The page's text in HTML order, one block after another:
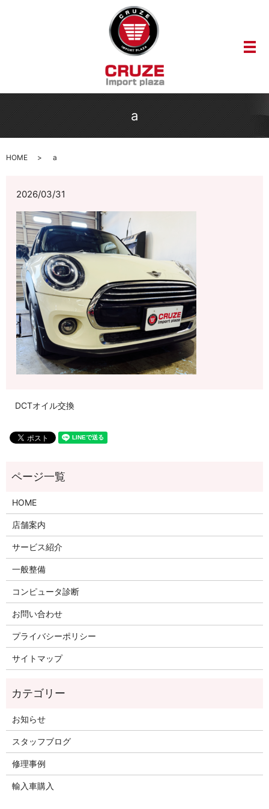
メ
a
HOME a
2026/03/31
DCTオイル交換
HOME
店舗案内
サービス紹介
一般整備
コンピュータ診断
お問い合わせ
プライバシーポリシー
サイトマップ
お知らせ
スタッフブログ
修理事例
輸入車購入